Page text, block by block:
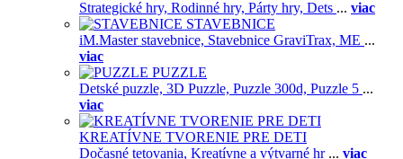
Strategické hry, Rodinné hry, Párty hry, Dets ... viac
STAVEBNICE
iM.Master stavebnice, Stavebnice GraviTrax, ME ...
viac
PUZZLE
Detské puzzle, 3D Puzzle, Puzzle 300d, Puzzle 5 ...
viac
KREATÍVNE TVORENIE PRE DETI
Dočasné tetovania, Kreatívne a výtvarné hr ... viac